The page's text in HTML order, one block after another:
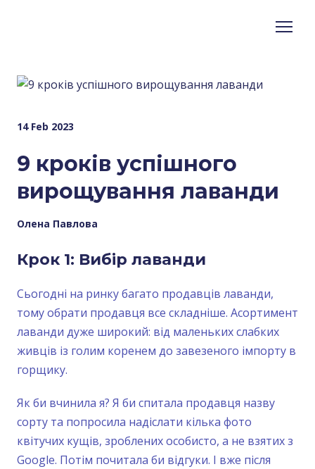
14 Feb 2023
9 кроків успішного
вирощування лаванди
Олена Павлова
Крок 1: Вибір лаванди
Сьогодні на ринку багато продавців лаванди,
тому обрати продавця все складніше. Асортимент
лаванди дуже широкий: від маленьких слабких
живців із голим коренем до завезеного імпорту в
горщику.
Як би вчинила я? Я би спитала продавця назву
сорту та попросила надіслати кілька фото
квітучих кущів, зроблених особисто, а не взятих з
Google. Потім почитала би відгуки. І вже після